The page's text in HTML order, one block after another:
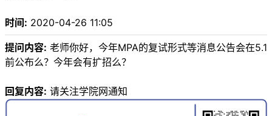
时间: 2020-04-26 11:05
提问内容: 老师你好，今年MPA的复试形式等消息公告会在5.1
前公布么？今年会有扩招么？
回复内容: 请关注学院网通知